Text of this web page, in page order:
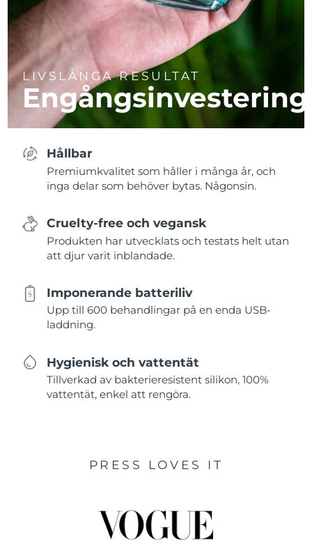
LIVSLÅNGA RESULTAT
Engångsinvestering
Hållbar
Premiumkvalitet som håller i många år, och
inga delar som behöver bytas. Någonsin.
Cruelty-free och vegansk
Produkten har utvecklats och testats helt utan
att djur varit inblandade.
Imponerande batteriliv
Upp till 600 behandlingar på en enda USB-
laddning.
Hygienisk och vattentät
Tillverkad av bakterieresistent silikon, 100%
vattentät, enkel att rengöra.
PRESS LOVES IT